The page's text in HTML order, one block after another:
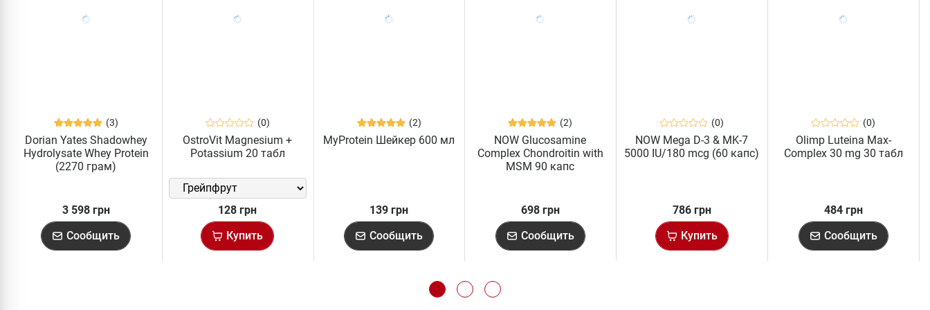
(3)
Dorian Yates Shadowhey
Hydrolysate Whey Protein
(2270 грам)
3 598 грн
Сообщить
(0)
OstroVit Magnesium +
Potassium 20 табл
128 грн
Купить
(2)
MyProtein Шейкер 600 мл
139 грн
Сообщить
(2)
NOW Glucosamine
Complex Chondroitin with
MSM 90 капс
698 грн
Сообщить
(0)
NOW Mega D-3 & MK-7
5000 IU/180 mcg (60 капс)
786 грн
Купить
(0)
Olimp Luteina Max-
Complex 30 mg 30 табл
484 грн
Сообщить